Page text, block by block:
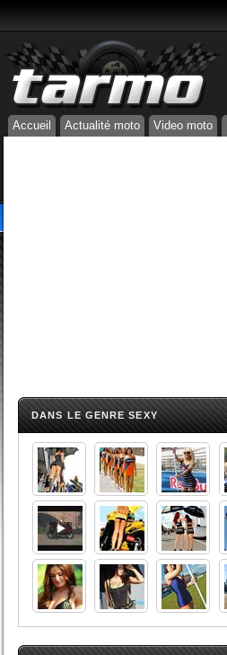
Accueil Actualité moto Video moto
DANS LE GENRE SEXY